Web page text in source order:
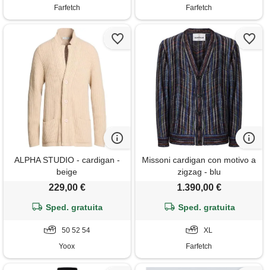
Farfetch Farfetch
ALPHA STUDIO - cardigan -
beige
229,00 €
Sped. gratuita
50 52 54
Yoox
Missoni cardigan con motivo a
zigzag - blu
1.390,00 €
Sped. gratuita
XL
Farfetch